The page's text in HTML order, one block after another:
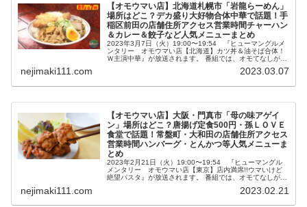
【オモウマい店】北海道札幌市「岩龍らーめん」
場所はどこ？デカ盛り大好物合体中華で話題！手
稲区前田の店舗住所アクセス営業時間チャーハン
＆カレー＆餃子など人気メニューまとめ
2023年3月7日（火）19:00〜19:54 『ヒューマングルメ
ンタリー オモウマい店【北海道】カツ丼＆油そば合体！
Ｗ主演中華』が放送されます。 番組では、オモてなしが最
nejimaki111.com 2023.03.07
【オモウマい店】大阪・門真市「母の味アゲイ
ン」場所はどこ？唐揚げ定食500円・孫ＬＯＶＥ
食堂で話題！常盤町・大和田の店舗住所アクセス
営業時間ハンバーグ・とんかつ等人気メニューま
とめ
2023年2月21日（火）19:00〜19:54 『ヒューマングル
メンタリー オモウマい店【東京】店内満席!!ウマいけど
絶望パスタ』が放送されます。 番組では、オモてなしが最
nejimaki111.com 2023.02.21